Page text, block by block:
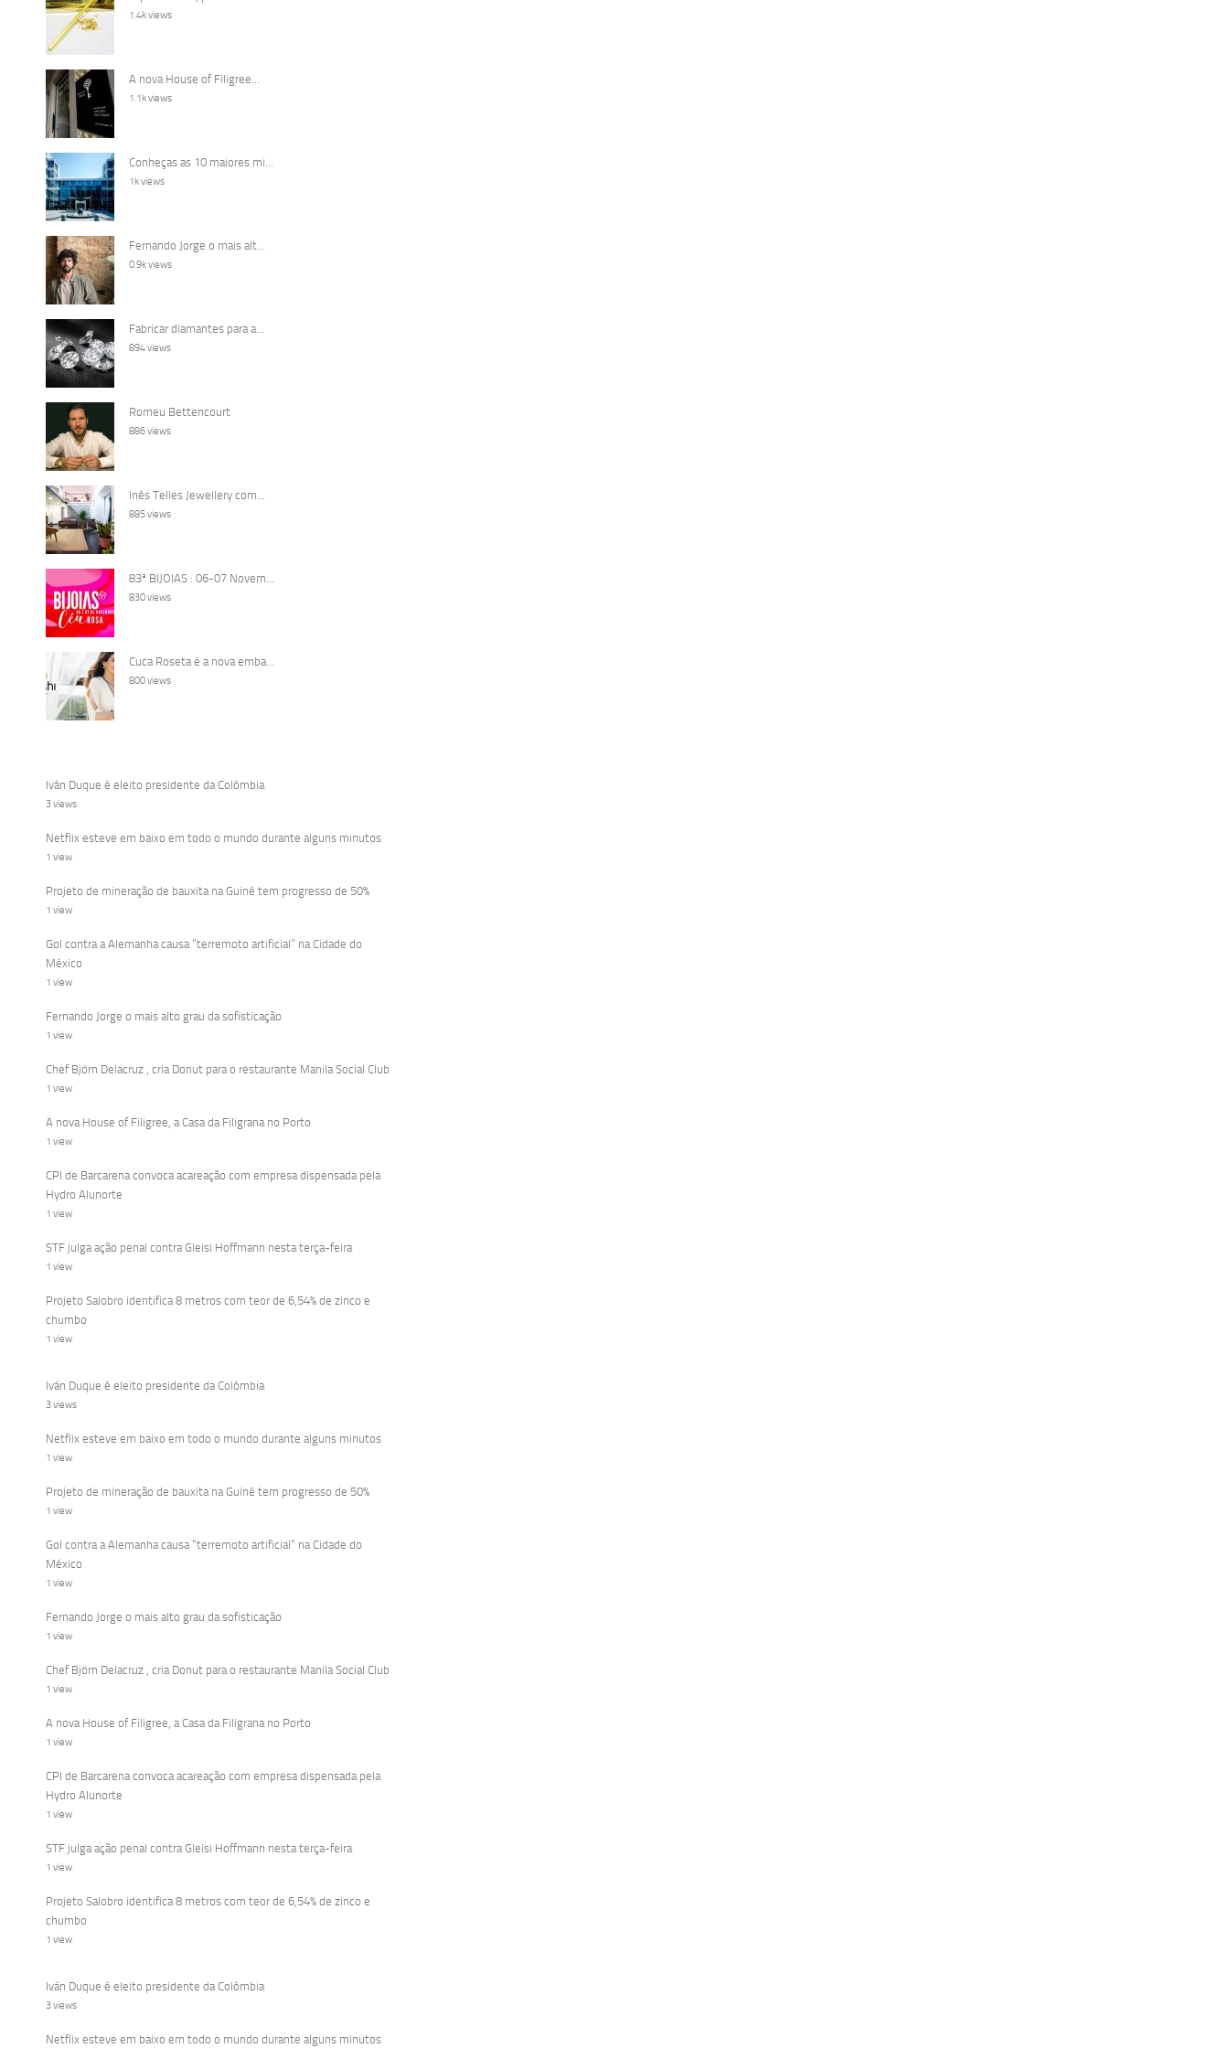
1.4k views
A nova House of Filigree...
1.1k views
Conheças as 10 maiores mi...
1k views
Fernando Jorge o mais alt...
0.9k views
Fabricar diamantes para a...
894 views
Romeu Bettencourt
886 views
Inês Telles Jewellery com...
885 views
83ª BIJOIAS : 06-07 Novem...
830 views
Cuca Roseta é a nova emba...
800 views
Iván Duque é eleito presidente da Colômbia
3 views
Netflix esteve em baixo em todo o mundo durante alguns minutos
1 view
Projeto de mineração de bauxita na Guiné tem progresso de 50%
1 view
Gol contra a Alemanha causa “terremoto artificial” na Cidade do
México
1 view
Fernando Jorge o mais alto grau da sofisticação
1 view
Chef Björn Delacruz , cria Donut para o restaurante Manila Social Club
1 view
A nova House of Filigree, a Casa da Filigrana no Porto
1 view
CPI de Barcarena convoca acareação com empresa dispensada pela
Hydro Alunorte
1 view
STF julga ação penal contra Gleisi Hoffmann nesta terça-feira
1 view
Projeto Salobro identifica 8 metros com teor de 6,54% de zinco e
chumbo
1 view
Iván Duque é eleito presidente da Colômbia
3 views
Netflix esteve em baixo em todo o mundo durante alguns minutos
1 view
Projeto de mineração de bauxita na Guiné tem progresso de 50%
1 view
Gol contra a Alemanha causa “terremoto artificial” na Cidade do
México
1 view
Fernando Jorge o mais alto grau da sofisticação
1 view
Chef Björn Delacruz , cria Donut para o restaurante Manila Social Club
1 view
A nova House of Filigree, a Casa da Filigrana no Porto
1 view
CPI de Barcarena convoca acareação com empresa dispensada pela
Hydro Alunorte
1 view
STF julga ação penal contra Gleisi Hoffmann nesta terça-feira
1 view
Projeto Salobro identifica 8 metros com teor de 6,54% de zinco e
chumbo
1 view
Iván Duque é eleito presidente da Colômbia
3 views
Netflix esteve em baixo em todo o mundo durante alguns minutos